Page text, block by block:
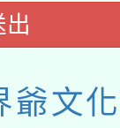
出
爺文